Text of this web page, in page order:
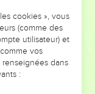
ÉVITER LES
cookies », vous
(comme des
utilisateur) et
vos
dans
: